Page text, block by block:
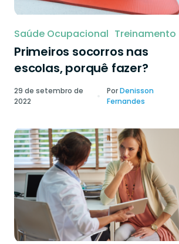
Saúde Ocupacional Treinamento
Primeiros socorros nas
escolas, porquê fazer?
29 de setembro de
2022
PorDenisson
Fernandes